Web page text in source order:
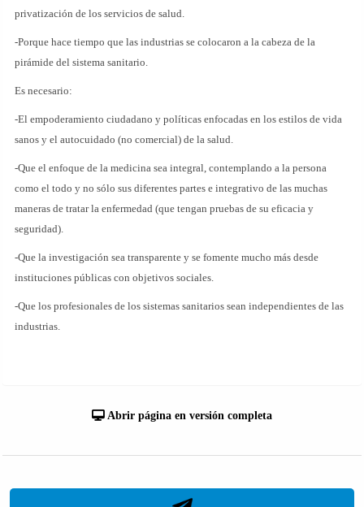
privatización de los servicios de salud.
-Porque hace tiempo que las industrias se colocaron a la cabeza de la
pirámide del sistema sanitario.
Es necesario:
-El empoderamiento ciudadano y políticas enfocadas en los estilos de vida
sanos y el autocuidado (no comercial) de la salud.
-Que el enfoque de la medicina sea integral, contemplando a la persona
como el todo y no sólo sus diferentes partes e integrativo de las muchas
maneras de tratar la enfermedad (que tengan pruebas de su eficacia y
seguridad).
-Que la investigación sea transparente y se fomente mucho más desde
instituciones públicas con objetivos sociales.
-Que los profesionales de los sistemas sanitarios sean independientes de las
industrias.
Abrir página en versión completa